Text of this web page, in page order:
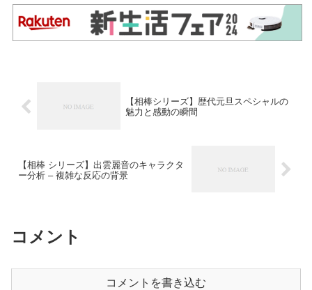
【相棒シリーズ】歴代元旦スペシャルの
魅力と感動の瞬間
【相棒 シリーズ】出雲麗音のキャラクタ
ー分析 – 複雑な反応の背景
コメント
コメントを書き込む